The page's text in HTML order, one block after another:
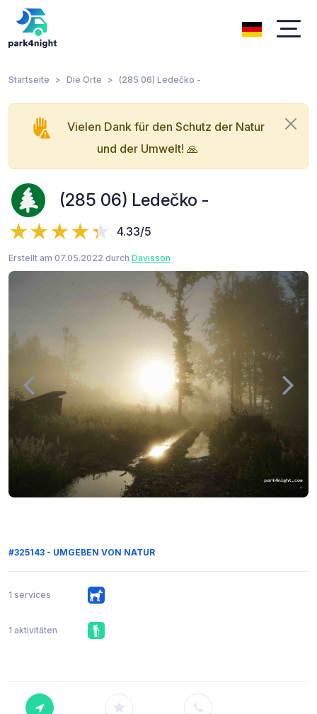
Startseite Die Orte (285 06) Ledečko -
Vielen Dank für den Schutz der Natur
und der Umwelt! 🙏
(285 06) Ledečko -
4.33/5
Erstellt am 07.05.2022 durch Davisson
#325143 - UMGEBEN VON NATUR
1 services
1 aktivitäten